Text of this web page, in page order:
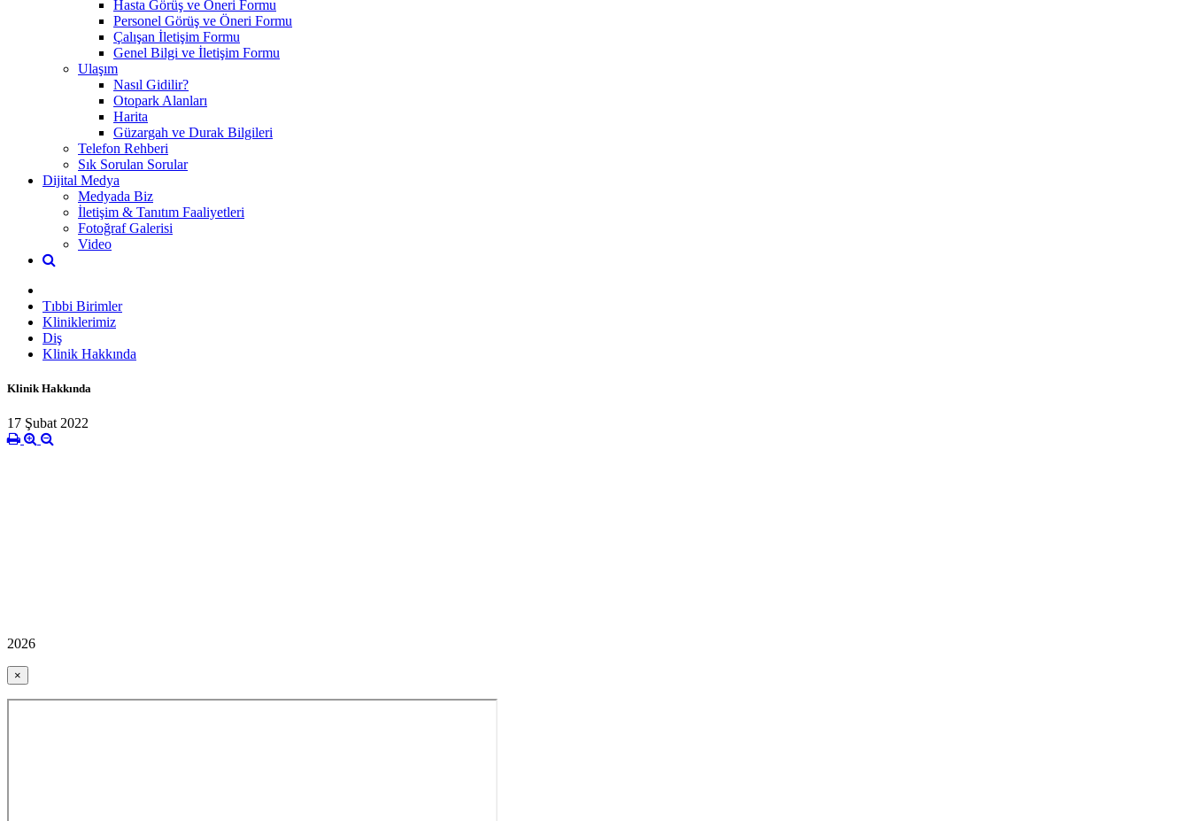
Hasta Görüş ve Öneri Formu
Personel Görüş ve Öneri Formu
Çalışan İletişim Formu
Genel Bilgi ve İletişim Formu
Ulaşım
Nasıl Gidilir?
Otopark Alanları
Harita
Güzargah ve Durak Bilgileri
Telefon Rehberi
Sık Sorulan Sorular
Dijital Medya
Medyada Biz
İletişim & Tanıtım Faaliyetleri
Fotoğraf Galerisi
Video
Tıbbi Birimler
Kliniklerimiz
Diş
Klinik Hakkında
Klinik Hakkında
17 Şubat 2022
2026
×